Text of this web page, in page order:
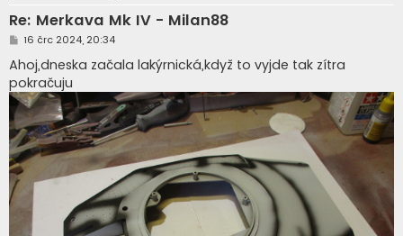
Re: Merkava Mk IV - Milan88
P
í
s
p
ě
v
e
k
16 črc 2024, 20:34
Ahoj,dneska začala lakýrnická,když to vyjde tak zítra
pokračuju